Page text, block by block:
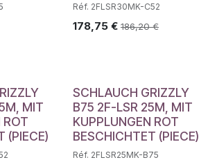
Réf. 2FLSR30MK-C52
178,75€ 186,20€
MIT
ROT
(PIECE)
SCHLAUCH GRIZZLY
B75 2F-LSR 25M, MIT
KUPPLUNGEN ROT
BESCHICHTET (PIECE)
Réf. 2FLSR25MK-B75